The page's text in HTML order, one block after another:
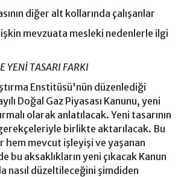
diğer alt kollarında çalışanlar
mevzuata mesleki nedenlerle ilgi
YENİ TASARI FARKI
Enstitüsü'nün düzenlediği
Doğal Gaz Piyasası Kanunu, yeni
olarak anlatılacak. Yeni tasarının
birlikte aktarılacak. Bu
hem mevcut işleyişi ve yaşanan
bu aksaklıkların yeni çıkacak Kanun
nasıl düzeltileceğini şimdiden